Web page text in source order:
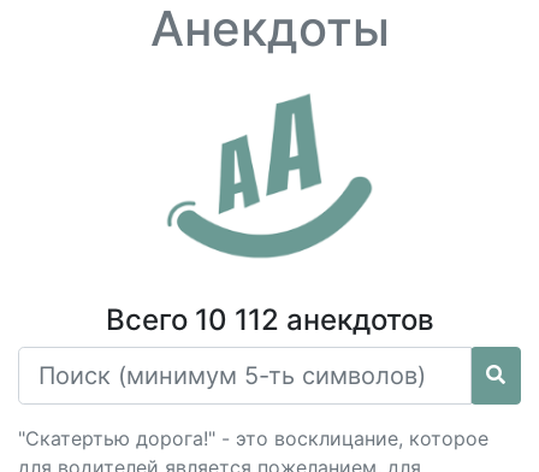
Анекдоты
Всего 10 112 анекдотов
"Скатертью дорога!" - это восклицание, которое
для водителей является пожеланием, для